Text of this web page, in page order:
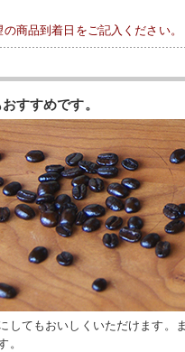
商品到着日をご記入ください。
すすめです。
してもおいしくいただけます。